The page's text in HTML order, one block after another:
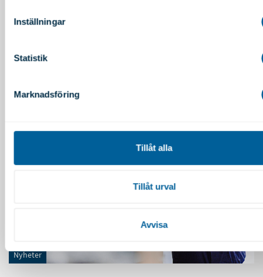
Ta reda på mer om hur dina personliga uppgifter behandlas
in dina preferenser i
. Du kan ändra eller
medier och analysera vår trafik. Vi vidarebefordrar även
medier och annons- och analysföretag som vi samarbetar
Dessa kan i sin tur kombinera informationen med annan
Inställningar
Statistik
Marknadsföring
Tillåt alla
Tillåt urval
Avvisa
Nyheter